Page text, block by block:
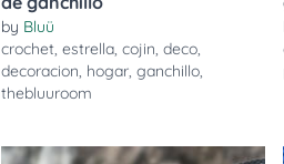
by Bluü
crochet,estrella,cojin,deco,
decoracion, hogar,ganchillo,
thebluuroom